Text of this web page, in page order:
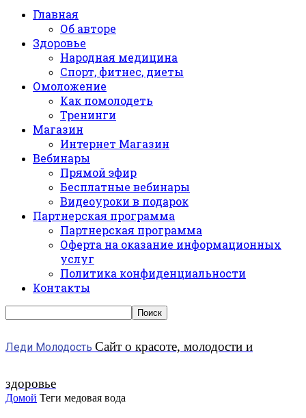
Главная
Об авторе
Здоровье
Народная медицина
Спорт, фитнес, диеты
Омоложение
Как помолодеть
Тренинги
Магазин
Интернет Магазин
Вебинары
Прямой эфир
Бесплатные вебинары
Видеоуроки в подарок
Партнерская программа
Партнерская программа
Оферта на оказание информационных
услуг
Политика конфиденциальности
Контакты
Леди Молодость Сайт о красоте, молодости и
здоровье
Домой Теги медовая вода